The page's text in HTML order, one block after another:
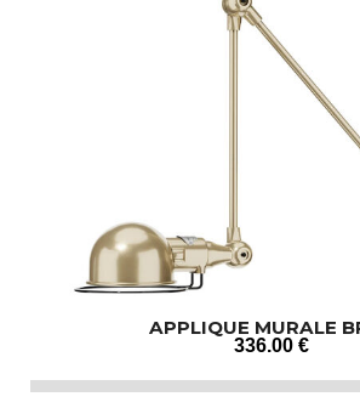
APPLIQUE MURALE
336.00 €